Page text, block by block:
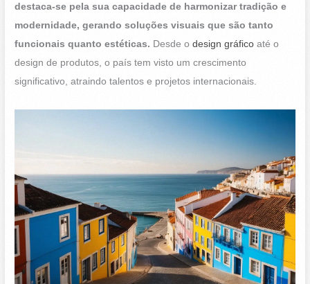
destaca-se pela sua capacidade de harmonizar tradição e
modernidade, gerando soluções visuais que são tanto
funcionais quanto estéticas. Desde odesign gráfico até o
design de produtos, o país tem visto um crescimento
significativo, atraindo talentos e projetos internacionais.